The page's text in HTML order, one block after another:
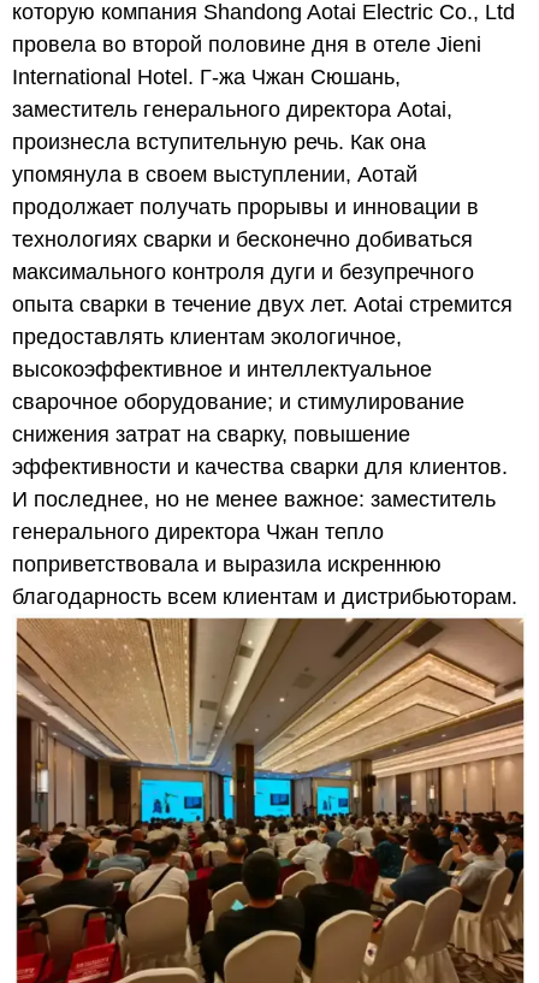
которую компания Shandong Aotai Electric Co., Ltd
провела во второй половине дня в отеле Jieni
International Hotel. Г-жа Чжан Сюшань,
заместитель генерального директора Aotai,
произнесла вступительную речь. Как она
упомянула в своем выступлении, Аотай
продолжает получать прорывы и инновации в
технологиях сварки и бесконечно добиваться
максимального контроля дуги и безупречного
опыта сварки в течение двух лет. Aotai стремится
предоставлять клиентам экологичное,
высокоэффективное и интеллектуальное
сварочное оборудование; и стимулирование
снижения затрат на сварку, повышение
эффективности и качества сварки для клиентов.
И последнее, но не менее важное: заместитель
генерального директора Чжан тепло
поприветствовала и выразила искреннюю
благодарность всем клиентам и дистрибьюторам.